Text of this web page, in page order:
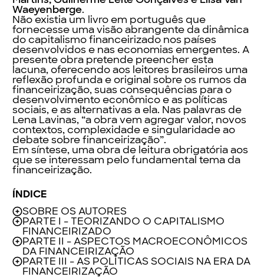
SOBRE OS AUTORES
PARTE I - TEORIZANDO O CAPITALISMO
FINANCEIRIZADO
PARTE II - ASPECTOS MACROECONÔMICOS
DA FINANCEIRIZAÇÃO
PARTE III - AS POLÍTICAS SOCIAIS NA ERA DA
FINANCEIRIZAÇÃO
PARTE IV - A SAÚDE FINANCEIRIZADA
PARTE V - CIDADES E MORADIA
FINANCEIRIZADAS
PARTE VI - DÍVIDA E ENDIVIDAMENTO
PARTE VII - A FINANCEIRIZAÇÃO DA
NATUREZA
PARTE VIII - A REPRODUÇÃO
SOCIOPOLÍTICA DA FINANCEIRIZAÇÃO
Relacionados